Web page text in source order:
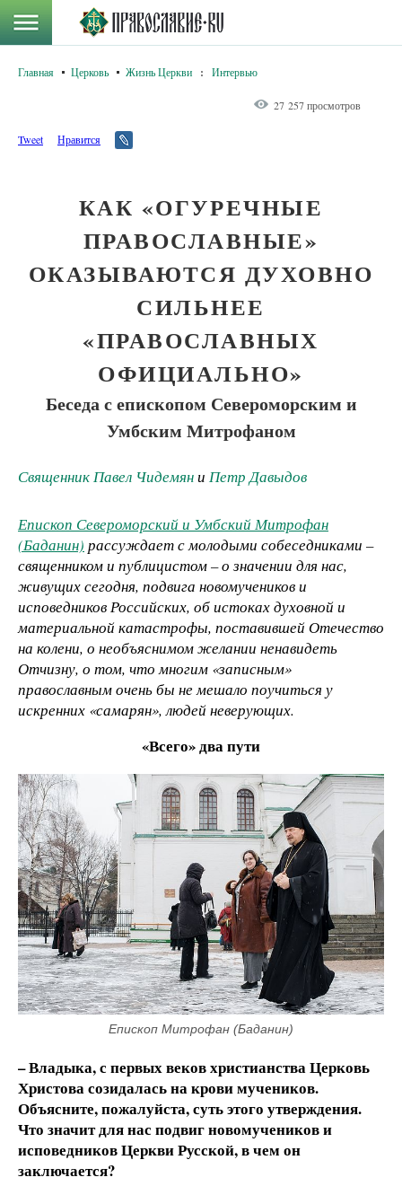
Главная Церковь Жизнь Церкви : Интервью
27 257 просмотров
Tweet Нравится
КАК «ОГУРЕЧНЫЕ
ПРАВОСЛАВНЫЕ»
ОКАЗЫВАЮТСЯ ДУХОВНО
СИЛЬНЕЕ
«ПРАВОСЛАВНЫХ
ОФИЦИАЛЬНО»
Беседа с епископом Североморским и
Умбским Митрофаном
Священник Павел Чидемяни Петр Давыдов
Епископ Североморский и Умбский Митрофан
(Баданин) рассуждает с молодыми собеседниками –
священником и публицистом – о значении для нас,
живущих сегодня, подвига новомучеников и
исповедников Российских, об истоках духовной и
материальной катастрофы, поставившей Отечество
на колени, о необъяснимом желании ненавидеть
Отчизну, о том, что многим «записным»
православным очень бы не мешало поучиться у
искренних «самарян», людей неверующих.
«Всего» два пути
Епископ Митрофан (Баданин)
– Владыка, с первых веков христианства Церковь
Христова созидалась на крови мучеников.
Объясните, пожалуйста, суть этого утверждения.
Что значит для нас подвиг новомучеников и
исповедников Церкви Русской, в чем он
заключается?